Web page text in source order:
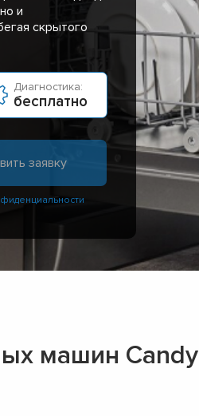
и
скрытого
Диагностика:
бесплатно
машин Candy